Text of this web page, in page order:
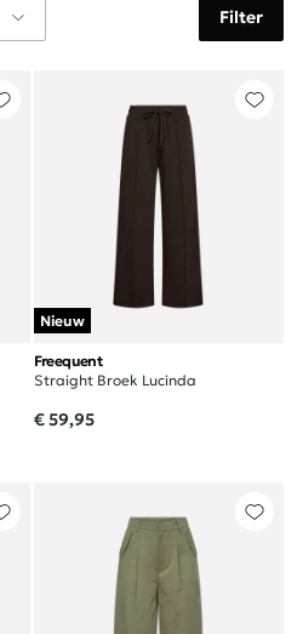
Filter
Nieuw
Freequent
Straight Broek Lucinda
€ 59,95